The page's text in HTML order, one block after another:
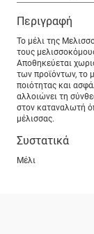
Περιγραφή
Το μέλι της
τους
Αποθηκεύεται
των προϊόντων, το
ποιότητας και
αλλοιώνει τη
στον καταναλωτή
μέλισσας.
Συστατικά
Μέλι